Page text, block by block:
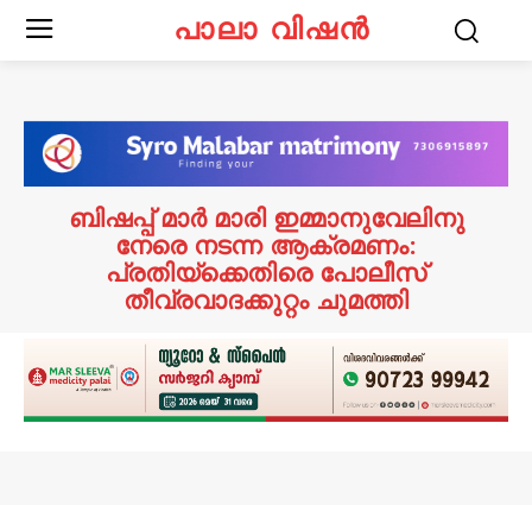
പാലാ വിഷൻ
ബിഷപ്പ് മാർ മാരി ഇമ്മാനുവേലിനു
നേരെ നടന്ന ആക്രമണം:
പ്രതിയ്ക്കെതിരെ പോലീസ്
തീവ്രവാദക്കുറ്റം ചുമത്തി